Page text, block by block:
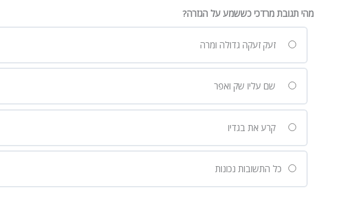
מהי תגובת מרדכי כששמע על הגזרה?
זעק זעקה גדולה ומרה
שם עליו שק ואפר
קרע את בגדיו
כל התשובות נכונות